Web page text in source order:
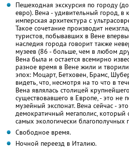
Пешеходная экскурсия по городу
евро). Вена - удивительный город, в
имперская архитектура с
Такое сочетание производит
туристов, побывавших в Вене
наследия города говорит также
музеев (86 - больше, чем в любом
Вена была и остается всемирно
разное время в Вене жили и
эпох: Моцарт, Бетховен, Брамс,
видеть, что, несмотря на то что в
Вена являлась столицей
существовавшего в Европе, - это не
музейный экспонат. Вена сейчас -
демократичный мегаполис, который
самых экологически благополучных
Свободное время.
Ночной переезд в Италию.